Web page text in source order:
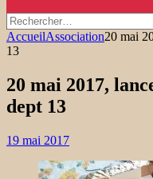
Rechercher :
AccueilAssociation20 mai
13
20 mai 2017,
dept 13
19 mai 2017